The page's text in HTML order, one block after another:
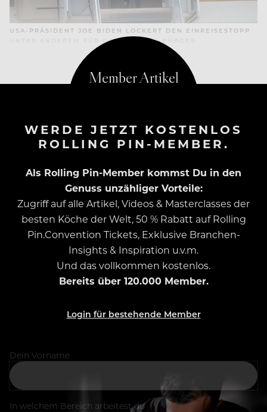
USA-PRÄSIDENT JOE BIDEN LOCKERT DEN EINREISESTOPP
UNTER ANDEREM FÜR GEIMPFTE EU-BÜRGER
WERDE JETZT KOSTENLOS
ROLLING PIN-MEMBER.
Als Rolling Pin-Member kommst Du in den
Genuss unzähliger Vorteile:
Zugriff auf alle Artikel, Videos & Masterclasses der
besten Köche der Welt, 50 % Rabatt auf Rolling
Pin.Convention Tickets, Exklusive Branchen-
Insights & Inspiration u.v.m.
Und das vollkommen kostenlos.
Bereits über 120.000 Member.
Login für bestehende Member
Dein Vorname
In welchem Bereich arbeitest du